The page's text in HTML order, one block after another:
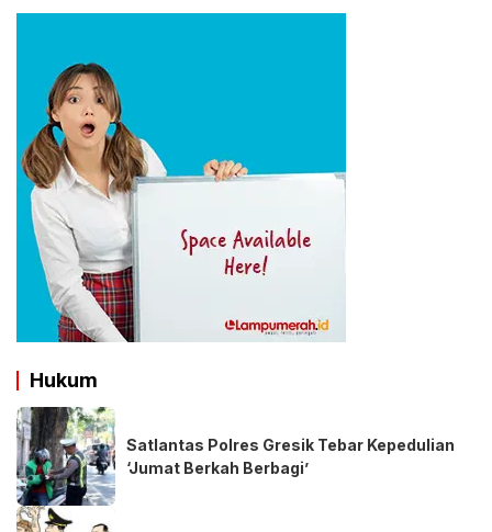
Hukum
Satlantas Polres Gresik Tebar Kepedulian
‘Jumat Berkah Berbagi’